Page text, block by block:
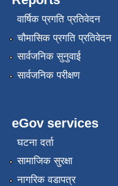
वार्षिक प्रगति प्रतिवेदन
चौमासिक प्रगति प्रतिवेदन
सार्वजनिक सुनुवाई
सार्वजनिक परीक्षण
eGov services
घटना दर्ता
सामाजिक सुरक्षा
नागरिक वडापत्र